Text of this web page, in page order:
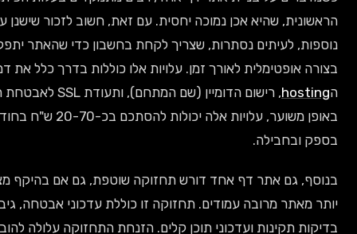
שהיא אכן נמוכה יחסית. עם זאת, חשוב לזכור שישנן עלויות
לעיתים נסתרות, שצריך לקחת בחשבון כדי שהאתר יתפקד
אופטימלית לאורך זמן. עלויות אלו כוללות בדרך כלל את דמי
, רישום הדומיין (שם המתחם), ותעודת SSL לאבטחת האתר.
באופן משוער, עלויות אלה יכולות להסתכם בכ-20-70 ש"ח בחודש, תלוי
ובחבילה.
גם אתר דף אחד דורש תחזוקה שוטפת, גם אם בהיקף מצומצם
מאתר מרובה עמודים. תחזוקה זו כוללת עדכוני אבטחה, גיבויים,
תקינות ועדכוני תוכן קלים. הזנחת התחזוקה עלולה להוביל